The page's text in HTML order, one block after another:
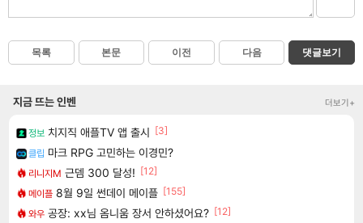
목록 본문 이전 다음 댓글보기
지금 뜨는 인벤 더보기+
정보 치지직 애플TV 앱 출시 [3]
클립 마크 RPG 고민하는 이경민?
리니지M 근뎀 300 달성! [12]
메이플 8월 9일 썬데이 메이플 [155]
와우 공장: xx님 옴니움 장서 안하셨어요? [12]